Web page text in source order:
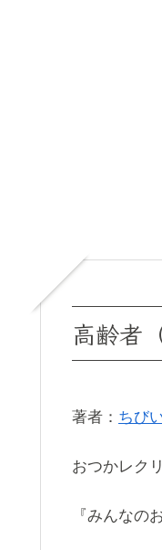
高齢者
著者： ちび
おつかレク
『みんな